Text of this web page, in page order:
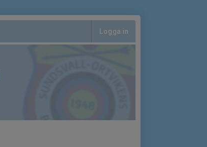
Logga in